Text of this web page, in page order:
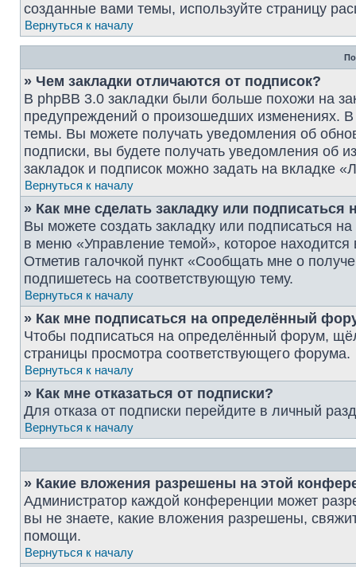
созданные вами темы, используйте страницу
Вернуться к началу
» Чем закладки отличаются от подписок?
В phpBB 3.0 закладки были больше похожи на
предупреждений о произошедших изменениях.
темы. Вы можете получать уведомления об
подписки, вы будете получать уведомления об
закладок и подписок можно задать на вкладке
Вернуться к началу
» Как мне сделать закладку или
Вы можете создать закладку или подписаться
в меню «Управление темой», которое
Отметив галочкой пункт «Сообщать мне о
подпишетесь на соответствующую тему.
Вернуться к началу
» Как мне подписаться на определённый
Чтобы подписаться на определённый форум,
страницы просмотра соответствующего форума.
Вернуться к началу
» Как мне отказаться от подписки?
Для отказа от подписки перейдите в личный
Вернуться к началу
» Какие вложения разрешены на этой
Администратор каждой конференции может
вы не знаете, какие вложения разрешены,
помощи.
Вернуться к началу